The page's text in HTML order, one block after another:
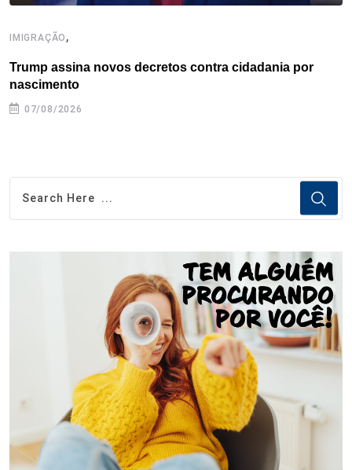
IMIGRAÇÃO ,
Trump assina novos decretos contra cidadania por
nascimento
07/08/2026